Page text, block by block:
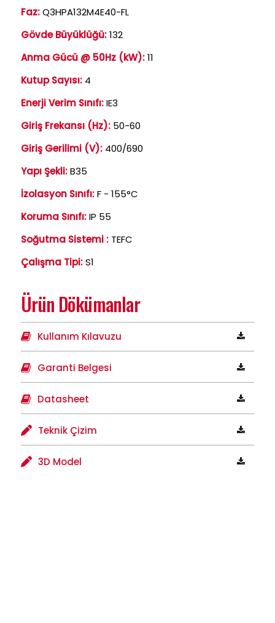
Faz:Q3HPA132M4E40-FL
Gövde Büyüklüğü:132
Anma Gücü @ 50Hz (kW):11
Kutup Sayısı: 4
Enerji Verim Sınıfı:IE3
Giriş Frekansı (Hz): 50-60
Giriş Gerilimi (V): 400/690
Yapı Şekli:B35
İzolasyon Sınıfı:F - 155°C
Koruma Sınıfı:IP 55
Soğutma Sistemi : TEFC
Çalışma Tipi:S1
Ürün Dökümanlar
Kullanım Kılavuzu
Garanti Belgesi
Datasheet
Teknik Çizim
3D Model